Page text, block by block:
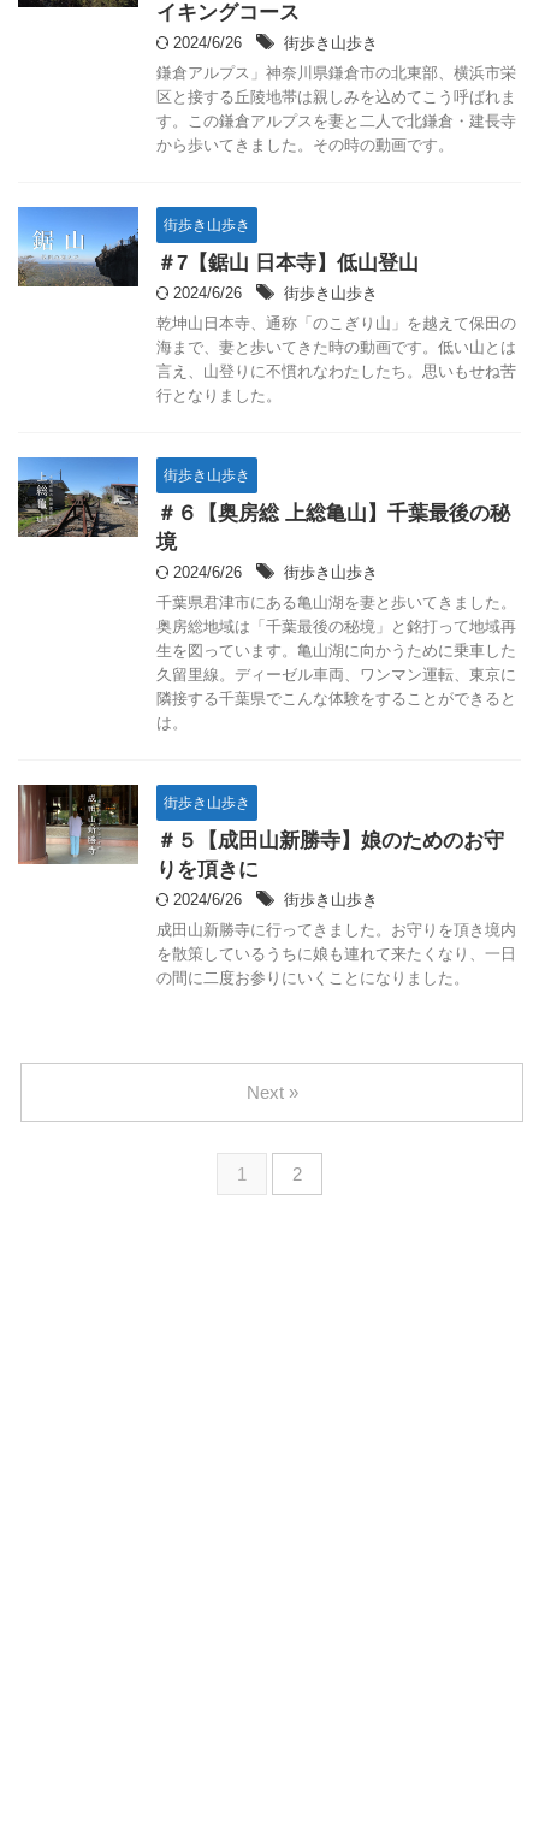
イキングコース
2024/6/26
街歩き山歩き
鎌倉アルプス」神奈川県鎌倉市の北東部、横浜市栄
区と接する丘陵地帯は親しみを込めてこう呼ばれま
す。この鎌倉アルプスを妻と二人で北鎌倉・建長寺
から歩いてきました。その時の動画です。
街歩き山歩き
＃7【鋸山 日本寺】低山登山
2024/6/26
街歩き山歩き
乾坤山日本寺、通称「のこぎり山」を越えて保田の
海まで、妻と歩いてきた時の動画です。低い山とは
言え、山登りに不慣れなわたしたち。思いもせね苦
行となりました。
街歩き山歩き
＃６【奥房総 上総亀山】千葉最後の秘
境
2024/6/26
街歩き山歩き
千葉県君津市にある亀山湖を妻と歩いてきました。
奥房総地域は「千葉最後の秘境」と銘打って地域再
生を図っています。亀山湖に向かうために乗車した
久留里線。ディーゼル車両、ワンマン運転、東京に
隣接する千葉県でこんな体験をすることができると
は。
街歩き山歩き
＃５【成田山新勝寺】娘のためのお守
りを頂きに
2024/6/26
街歩き山歩き
成田山新勝寺に行ってきました。お守りを頂き境内
を散策しているうちに娘も連れて来たくなり、一日
の間に二度お参りにいくことになりました。
1 2
Next »